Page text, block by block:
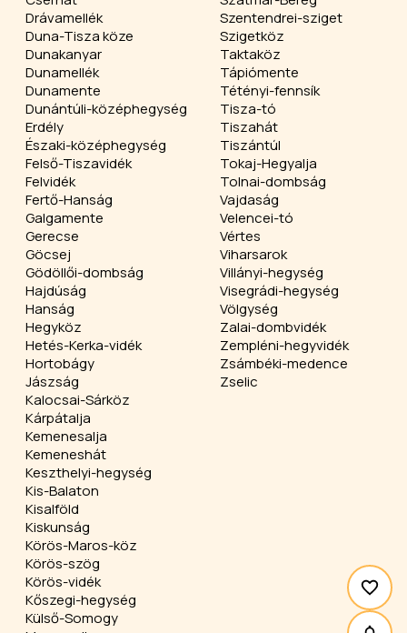
Drávamellék
Duna-Tisza köze
Dunakanyar
Dunamellék
Dunamente
Dunántúli-középhegység
Erdély
Északi-középhegység
Felső-Tiszavidék
Felvidék
Fertő-Hanság
Galgamente
Gerecse
Göcsej
Gödöllői-dombság
Hajdúság
Hanság
Hegyköz
Hetés-Kerka-vidék
Hortobágy
Jászság
Kalocsai-Sárköz
Kárpátalja
Kemenesalja
Kemeneshát
Keszthelyi-hegység
Kis-Balaton
Kisalföld
Kiskunság
Körös-Maros-köz
Körös-szög
Körös-vidék
Kőszegi-hegység
Külső-Somogy
Szentendrei-sziget
Szigetköz
Taktaköz
Tápiómente
Tétényi-fennsík
Tisza-tó
Tiszahát
Tiszántúl
Tokaj-Hegyalja
Tolnai-dombság
Vajdaság
Velencei-tó
Vértes
Viharsarok
Villányi-hegység
Visegrádi-hegység
Völgység
Zalai-dombvidék
Zempléni-hegyvidék
Zsámbéki-medence
Zselic